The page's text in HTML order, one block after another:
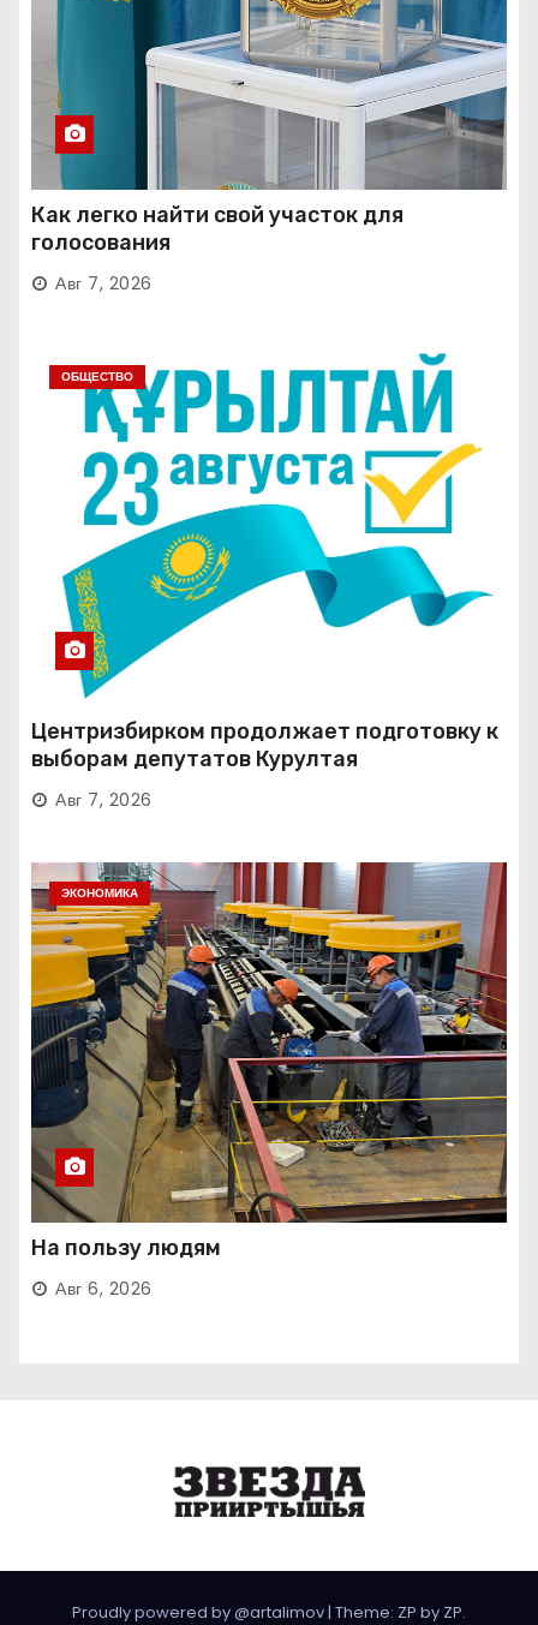
Как легко найти свой участок для
голосования
Авг 7, 2026
ОБЩЕСТВО
Центризбирком продолжает подготовку к
выборам депутатов Курултая
Авг 7, 2026
ЭКОНОМИКА
На пользу людям
Авг 6, 2026
Proudly powered by @artalimov | Theme: ZP by ZP.